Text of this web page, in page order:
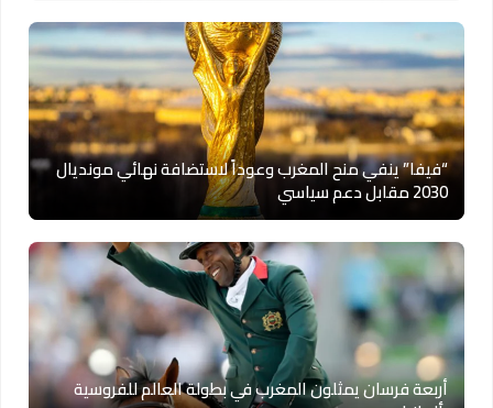
“فيفا” ينفي منح المغرب وعوداً لاستضافة نهائي مونديال
2030 مقابل دعم سياسي
أربعة فرسان يمثلون المغرب في بطولة العالم للفروسية